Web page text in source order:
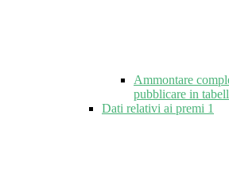
Ammontare
pubblicare in
Dati relativi ai premi 1